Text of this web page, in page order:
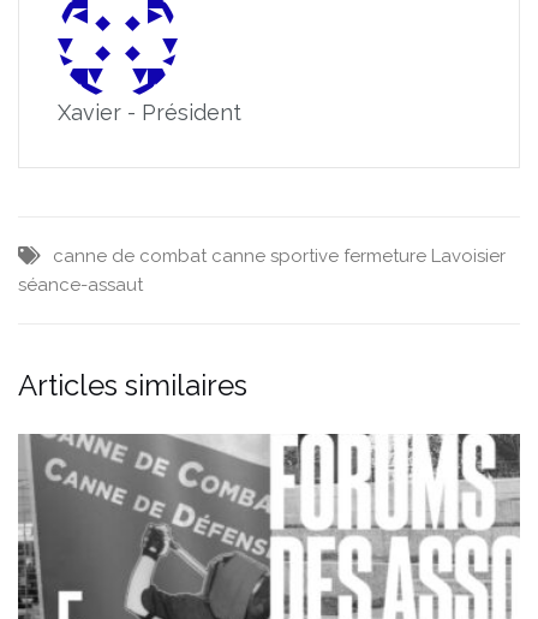
Xavier - Président
canne de combat canne sportive fermeture Lavoisier
séance-assaut
Articles similaires